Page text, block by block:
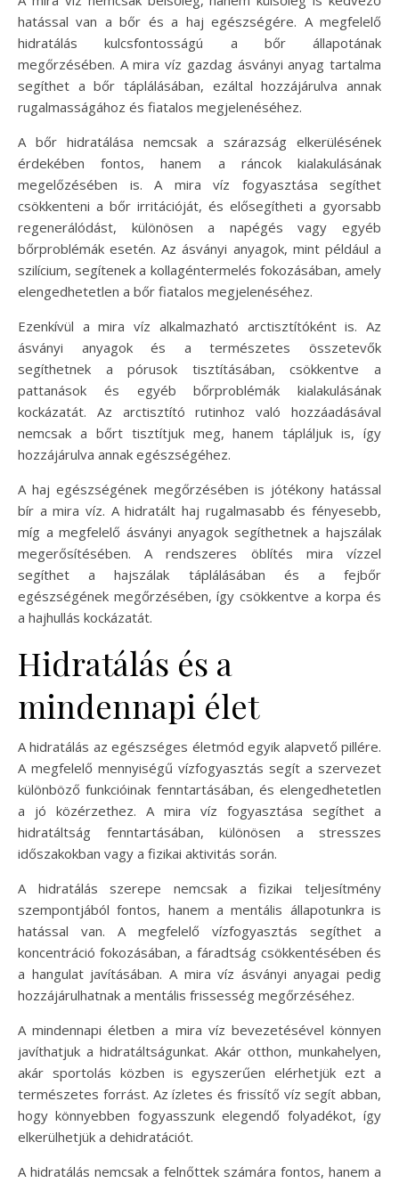
hatással van a bőr és a haj egészségére. A megfelelő
hidratálás kulcsfontosságú a bőr állapotának
megőrzésében. A mira víz gazdag ásványi anyag tartalma
segíthet a bőr táplálásában, ezáltal hozzájárulva annak
rugalmasságához és fiatalos megjelenéséhez.
A bőr hidratálása nemcsak a szárazság elkerülésének
érdekében fontos, hanem a ráncok kialakulásának
megelőzésében is. A mira víz fogyasztása segíthet
csökkenteni a bőr irritációját, és elősegítheti a gyorsabb
regenerálódást, különösen a napégés vagy egyéb
bőrproblémák esetén. Az ásványi anyagok, mint például a
szilícium, segítenek a kollagéntermelés fokozásában, amely
elengedhetetlen a bőr fiatalos megjelenéséhez.
Ezenkívül a mira víz alkalmazható arctisztítóként is. Az
ásványi anyagok és a természetes összetevők
segíthetnek a pórusok tisztításában, csökkentve a
pattanások és egyéb bőrproblémák kialakulásának
kockázatát. Az arctisztító rutinhoz való hozzáadásával
nemcsak a bőrt tisztítjuk meg, hanem tápláljuk is, így
hozzájárulva annak egészségéhez.
A haj egészségének megőrzésében is jótékony hatással
bír a mira víz. A hidratált haj rugalmasabb és fényesebb,
míg a megfelelő ásványi anyagok segíthetnek a hajszálak
megerősítésében. A rendszeres öblítés mira vízzel
segíthet a hajszálak táplálásában és a fejbőr
egészségének megőrzésében, így csökkentve a korpa és
a hajhullás kockázatát.
Hidratálás és a
mindennapi élet
A hidratálás az egészséges életmód egyik alapvető pillére.
A megfelelő mennyiségű vízfogyasztás segít a szervezet
különböző funkcióinak fenntartásában, és elengedhetetlen
a jó közérzethez. A mira víz fogyasztása segíthet a
hidratáltság fenntartásában, különösen a stresszes
időszakokban vagy a fizikai aktivitás során.
A hidratálás szerepe nemcsak a fizikai teljesítmény
szempontjából fontos, hanem a mentális állapotunkra is
hatással van. A megfelelő vízfogyasztás segíthet a
koncentráció fokozásában, a fáradtság csökkentésében és
a hangulat javításában. A mira víz ásványi anyagai pedig
hozzájárulhatnak a mentális frissesség megőrzéséhez.
A mindennapi életben a mira víz bevezetésével könnyen
javíthatjuk a hidratáltságunkat. Akár otthon, munkahelyen,
akár sportolás közben is egyszerűen elérhetjük ezt a
természetes forrást. Az ízletes és frissítő víz segít abban,
hogy könnyebben fogyasszunk elegendő folyadékot, így
elkerülhetjük a dehidratációt.
A hidratálás nemcsak a felnőttek számára fontos, hanem a